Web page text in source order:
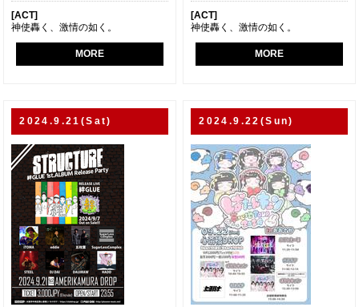
[ACT]
神使轟く、激情の如く。
MORE
[ACT]
神使轟く、激情の如く。
MORE
2024.9.21(Sat) 2024.9.22(Sun)